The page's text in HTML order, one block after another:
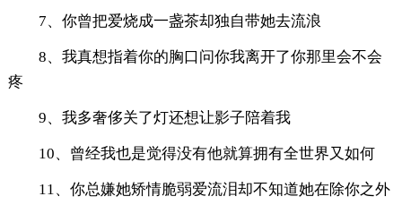
7、你曾把爱烧成一盏茶却独自带她去流浪
8、我真想指着你的胸口问你我离开了你那里会不会
疼
9、我多奢侈关了灯还想让影子陪着我
10、曾经我也是觉得没有他就算拥有全世界又如何
11、你总嫌她矫情脆弱爱流泪却不知道她在除你之外